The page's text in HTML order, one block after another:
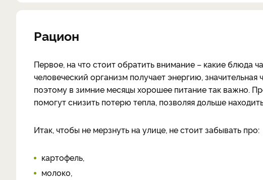
Рацион
Первое, на что стоит обратить внимание – какие блюда
человеческий организм получает энергию,
поэтому в зимние месяцы хорошее питание так важно.
помогут снизить потерю тепла, позволяя дольше
Итак, чтобы не мерзнуть на улице, не стоит забывать про:
картофель,
молоко,